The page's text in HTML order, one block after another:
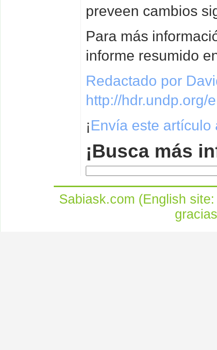
preveen cambios
Para más
informe resumido
Redactado por
http://hdr.undp.org/
¡Envía este artículo
¡Busca más
Sabiask.com (English